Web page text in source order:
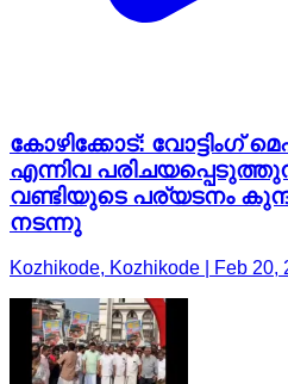
കോഴിക്കോട്: വോട്ടിംഗ്
എന്നിവ
വണ്ടിയുടെ പര്യടനം
നടന്നു
Kozhikode, Kozhikode | Feb 20,